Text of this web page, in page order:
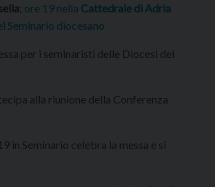
ore 19 nella Cattedrale di Adria
Seminario diocesano
per i seminaristi delle Diocesi del
alla riunione della Conferenza
in Seminario celebra la messa e si